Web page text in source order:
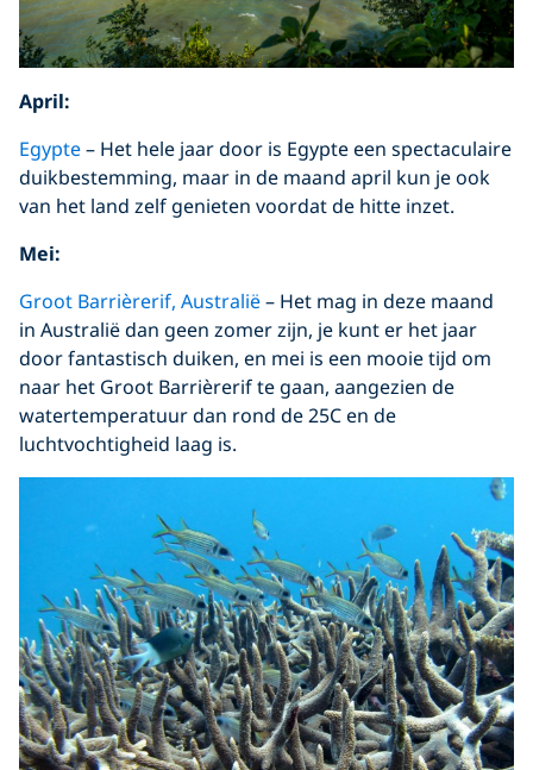
April:
Egypte– Het hele jaar door is Egypte een spectaculaire
duikbestemming, maar in de maand april kun je ook
van het land zelf genieten voordat de hitte inzet.
Mei:
Groot Barrièrerif, Australië– Het mag in deze maand
in Australië dan geen zomer zijn, je kunt er het jaar
door fantastisch duiken, en mei is een mooie tijd om
naar het Groot Barrièrerif te gaan, aangezien de
watertemperatuur dan rond de 25C en de
luchtvochtigheid laag is.